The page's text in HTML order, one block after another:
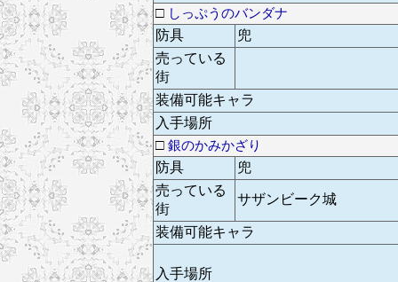
□ しっぷうのバンダナ
防具
兜
売っている
街
装備可能キャラ
入手場所
□ 銀のかみかざり
防具
兜
売っている
街
サザンビーク城
装備可能キャラ
入手場所